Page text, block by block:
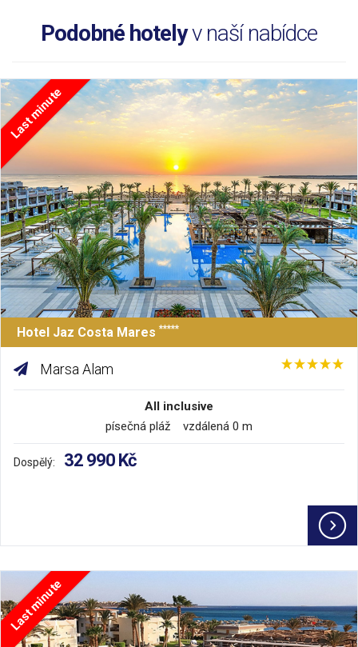
Podobné hotelyv naší nabídce
Last minute
Hotel Jaz Costa Mares *****
Marsa Alam
All inclusive
písečná pláž vzdálená 0 m
Dospělý: 32 990 Kč
Last minute